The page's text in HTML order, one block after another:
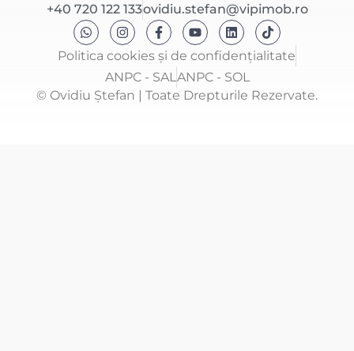
+40 720 122 133ovidiu.stefan@vipimob.ro
Politica cookies și de confidențialitate
ANPC - SAL ANPC - SOL
© Ovidiu Ștefan | Toate Drepturile Rezervate.